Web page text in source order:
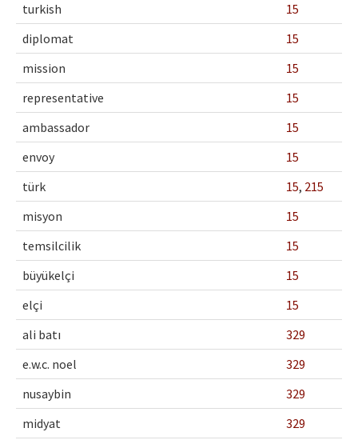
turkish
15
diplomat
15
mission
15
representative
15
ambassador
15
envoy
15
türk
15, 215
misyon
15
temsilcilik
15
büyükelçi
15
elçi
15
ali batı
329
e.w.c. noel
329
nusaybin
329
midyat
329